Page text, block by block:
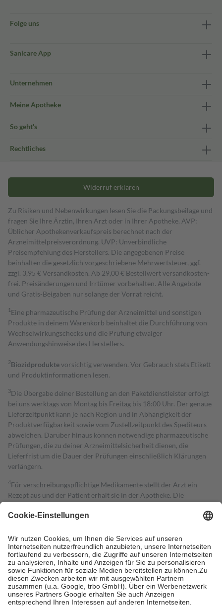
Folge uns
Sanicare App
Unternehmen
Meine Apotheke
So geht's
Rechtliches
Widerruf erklären
Zu Risiken und Nebenwirkungen lesen Sie die Packungsbeilage und
fragen Sie Ihre Ärztin, Ihren Arzt oder in Ihrer Apotheke. AVP:
Üblicher Apothekenverkaufspreis berechnet nach der
Arzneimittelpreisverordnung. UVP: Unverbindliche
Preisempfehlung des Herstellers. Die angegebenen Preise
beinhalten die gesetzlich vorgeschriebene Mehrwertsteuer, ggf.
zzgl. 3,95 € Versandkosten. Ab 29,00 € Bestell­wert versand­kosten­
frei. Preisänderungen und Irrtümer vorbehalten. Alle Angebote
und Gratis-Beigaben nur solange der Vorrat reicht.
1 Eine pharmazeutische Prüfung der Arzneimittel und sonstigen
Produkte in deinem Warenkorb beinhaltet die Durchführung von
Wechselwirkungschecks und die Prüfung etwaiger
Anwendungshinweise des Herstellers.
2Biozidproduktevorsichtig verwenden. Vor Gebrauch stets Etikett
und Produktinformationen lesen.
3Die Übergabe deiner Bestellung an den Paketdienstleister erfolgt
bei uns werktags von Montag bis Freitag bis 18:00 Uhr. Der genaue
Lieferzeitpunkt kann je nach Region und in Abhängigkeit der
Produktverfügbarkeit sowie vom Zustellzeitpunkt des Spediteurs
abweichen. Darüber hinaus können notwendige pharmazeutische
Prüfungen, die zu deiner Arzneimittelsicherheit dienen, die
Lieferfrist um die Dauer der Prüfungen einschließlich Klärungen
verlängern.
4Für verschreibungspflichtige Medikamente stellt der Arzt ein
Rezept aus und der Patient erhält sie in der Apotheke. Die
Kosten dafür, der Versicherte trägt einen Teil davon als Zuzahlung
Grundsätzlich leisten Mitglieder Zuzahlungen in Höhe von zehn
Prozent des Abgabepreises,mindestensjedochfünf Euround
höchstens zehn Euro.Es sind jedoch nie mehr als die tatsächlichen
Kosten der Leistung zu entrichten.
Diese Regeln gelten grundsätzlich auch für Online-Apotheken.
Bei Heilmitteln und häuslicher Krankenpflege beträgt die
Zuzahlung zehn Prozent der Kosten sowie zehn Euro je